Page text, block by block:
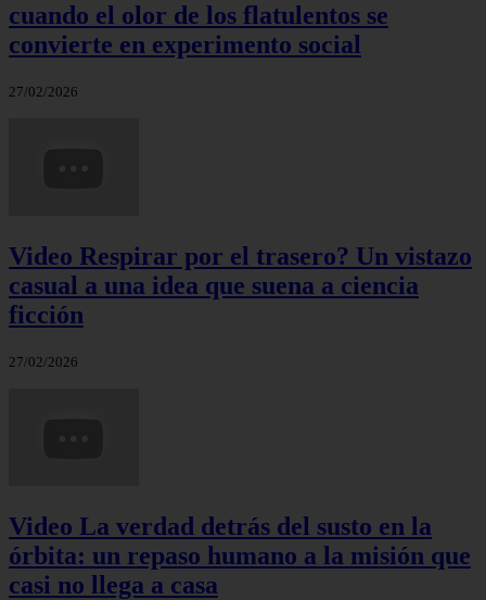
cuando el olor de los flatulentos se
convierte en experimento social
27/02/2026
Video Respirar por el trasero? Un vistazo
casual a una idea que suena a ciencia
ficción
27/02/2026
Video La verdad detrás del susto en la
órbita: un repaso humano a la misión que
casi no llega a casa